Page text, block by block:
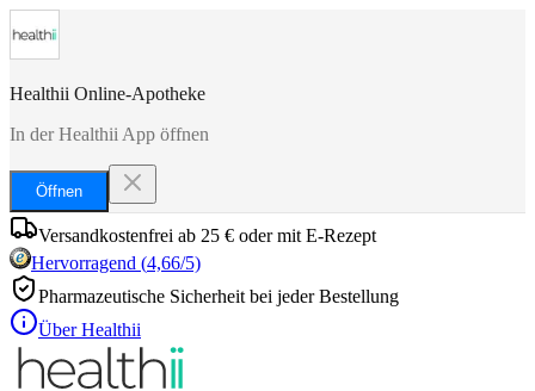
Healthii Online-Apotheke
In der Healthii App öffnen
Öffnen
Versandkostenfrei ab 25 € oder mit E-Rezept
Hervorragend (4,66/5)
Pharmazeutische Sicherheit bei jeder Bestellung
Über Healthii